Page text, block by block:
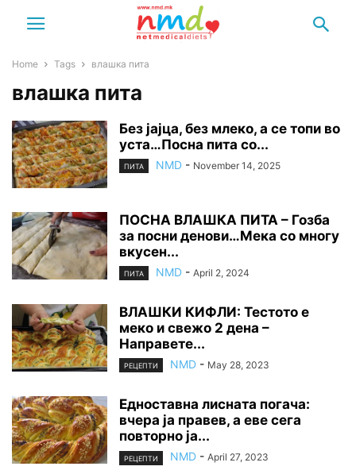
Home Tags влашка пита
влашка пита
Без јајца, без млеко, а се топи во
уста…Посна пита со...
ПИТА NMD - November 14, 2025
ПОСНА ВЛАШКА ПИТА – Гозба
за посни денови…Мека со многу
вкусен...
ПИТА NMD - April 2, 2024
ВЛАШКИ КИФЛИ: Тестото е
меко и свежо 2 дена –
Направете...
РЕЦЕПТИ NMD - May 28, 2023
Едноставна лисната погача:
вчера ја правев, а еве сега
повторно ја...
РЕЦЕПТИ NMD - April 27, 2023